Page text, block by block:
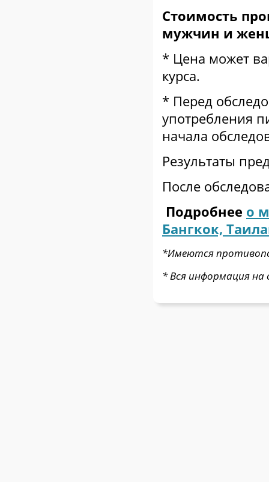
Стоимость
мужчин и
* Цена может
курса.
* Перед
употребления
начала
Результаты
После
Подробнее о
Бангкок,
*Имеются
* Вся информация на